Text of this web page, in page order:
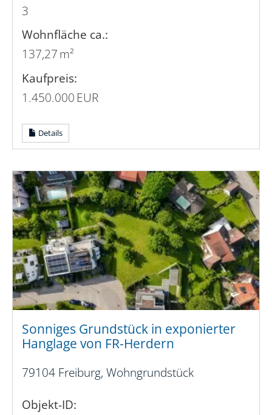
3
Wohnfläche ca.:
137,27 m²
Kaufpreis:
1.450.000 EUR
Details
Sonniges Grundstück in exponierter
Hanglage von FR-Herdern
79104 Freiburg, Wohngrundstück
Objekt-ID: